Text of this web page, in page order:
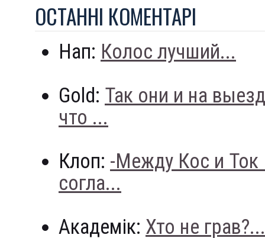
ОСТАННI КОМЕНТАРI
Нап: Колос лучший...
Gold: Так они и на
что ...
Клоп: -Между Кос и
согла...
Академік: Хто не грав?...